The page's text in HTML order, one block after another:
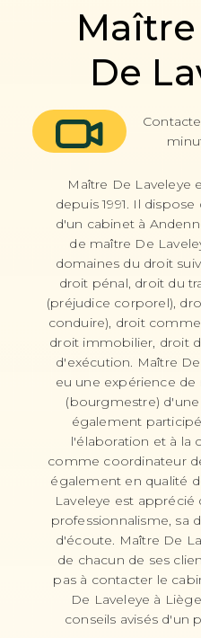
De
Maître De Laveleye
depuis 1991. Il
d'un cabinet à
de maître De
domaines du droit
droit pénal, droit du
(préjudice corporel),
conduire), droit
droit immobilier, droit
d'exécution. Maître
eu une expérience
(bourgmestre)
également
l'élaboration et à la
comme coordinateur
également en qualité
Laveleye est
professionnalisme, sa
d'écoute. Maître De
de chacun de ses
pas à contacter le
De Laveleye à
conseils avisés d'un